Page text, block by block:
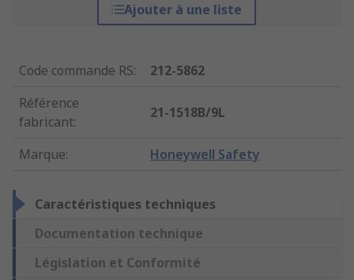
Ajouter à une liste
Code commande RS:
212-5862
Référence
fabricant:
21-1518B/9L
Marque: Honeywell Safety
Caractéristiques techniques
Documentation technique
Législation et Conformité